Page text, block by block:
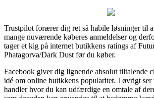
Trustpilot forærer dig ret så habile løsninger til
mange nuværende køberes anmeldelser og
tager et kig på internet butikkens ratings af
Phatagorva/Dark Dust før du køber.
Facebook giver dig lignende absolut tiltalende
idé om online butikkens popularitet. I øvrigt
handler hvor du kan udfærdige en omtale af